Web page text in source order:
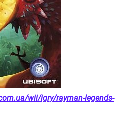
wii/igry/rayman-legends-